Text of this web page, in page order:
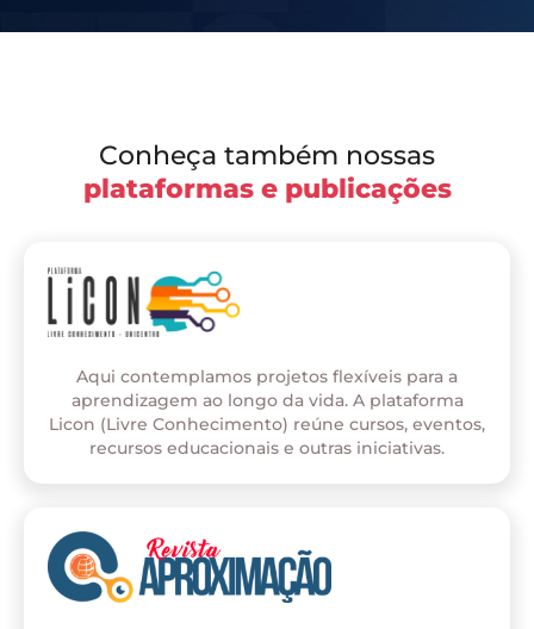
Conheça também nossas
plataformas e publicações
Aqui contemplamos projetos flexíveis para a
aprendizagem ao longo da vida. A plataforma
Licon (Livre Conhecimento) reúne cursos, eventos,
recursos educacionais e outras iniciativas.